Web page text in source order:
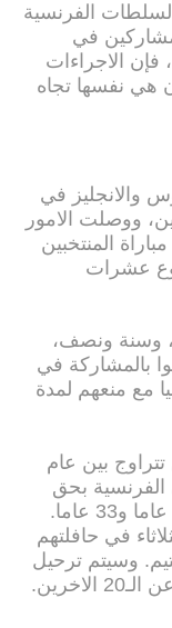
الفرنسية
في
فإن الاجراءات
هي نفسها تجاه
والانجليز في
ووصلت الامور
المنتخبين
عشرات
وسنة ونصف،
بالمشاركة في
مع منعهم لمدة
تتراوج بين عام
الفرنسية بحق
ثلاثة مشجعين تتراوح اعمارهم بين 28 عاما و33 عاما.
في حافلتهم
وسيتم ترحيل